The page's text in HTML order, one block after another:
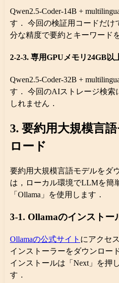
Qwen2.5-Coder-14B +
す． 今回の検証用コードだけ
分な精度で要約とキーワード
2-2-3. 専用GPUメモリ24GB以
Qwen2.5-Coder-32B +
す． 今回のAIストレージ検索
しれません．
3. 要約用大規模言
ロード
要約用大規模言語モデルをダ
は，ローカル環境でLLMを簡
「Ollama」を使用します．
3-1. Ollamaのインストー
Ollamaの公式サイト にアクセ
インストーラーをダウンロー
インストールは「Next」を押
す．